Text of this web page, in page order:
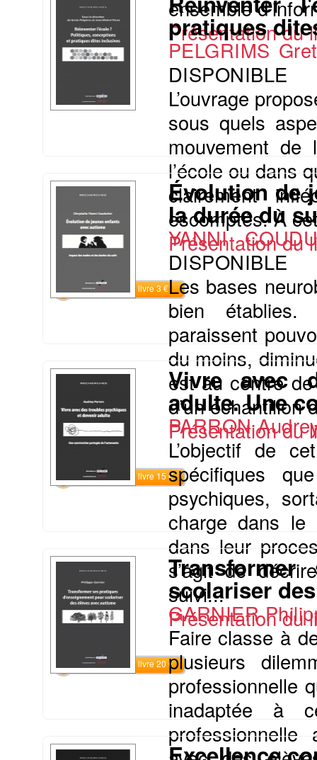
ensemble
Présentation du
pratiques
PELGRIMS
DISPONIBLE
L’ouvrage
sous quels
mouvement de
l’école ou dans
clairement
escomptés. À
Présentation du
Commander le livre 3 €
Évolution de
la durée du
YANNI
DISPONIBLE
Les bases
bien établies.
paraissent
du moins,
est au centre
d’un échantillon
Présentation du
Commander le livre 15 €
Vivre avec
adulte. Une
PARRON
L’objectif de
spécifiques
psychiques,
charge dans le
dans leur
s’agit de
suivi...
Présentation du
Commander le livre 20 €
scolariser
GARNIER
Faire classe à
plusieurs
professionnelle
inadaptée à
professionnelle